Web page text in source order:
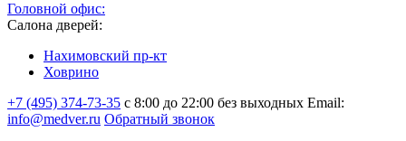
Головной офис:
Салона дверей:
Нахимовский пр-кт
Ховрино
+7 (495) 374-73-35 с 8:00 до 22:00 без выходных Email:
info@medver.ru Обратный звонок